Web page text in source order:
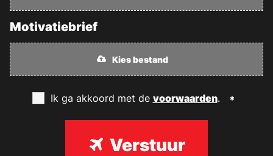
Motivatiebrief
Kies bestand
Ik ga akkoord met de voorwaarden.
Verstuur